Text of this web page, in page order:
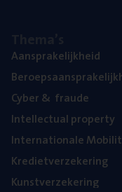
Aan­spra­ke­lijk­heid
Cyber& fraude
Intel­lec­tu­al property
Inter­na­ti­o­na­le
Kre­diet­ver­ze­ke­ring
Kunst­ver­ze­ke­ring